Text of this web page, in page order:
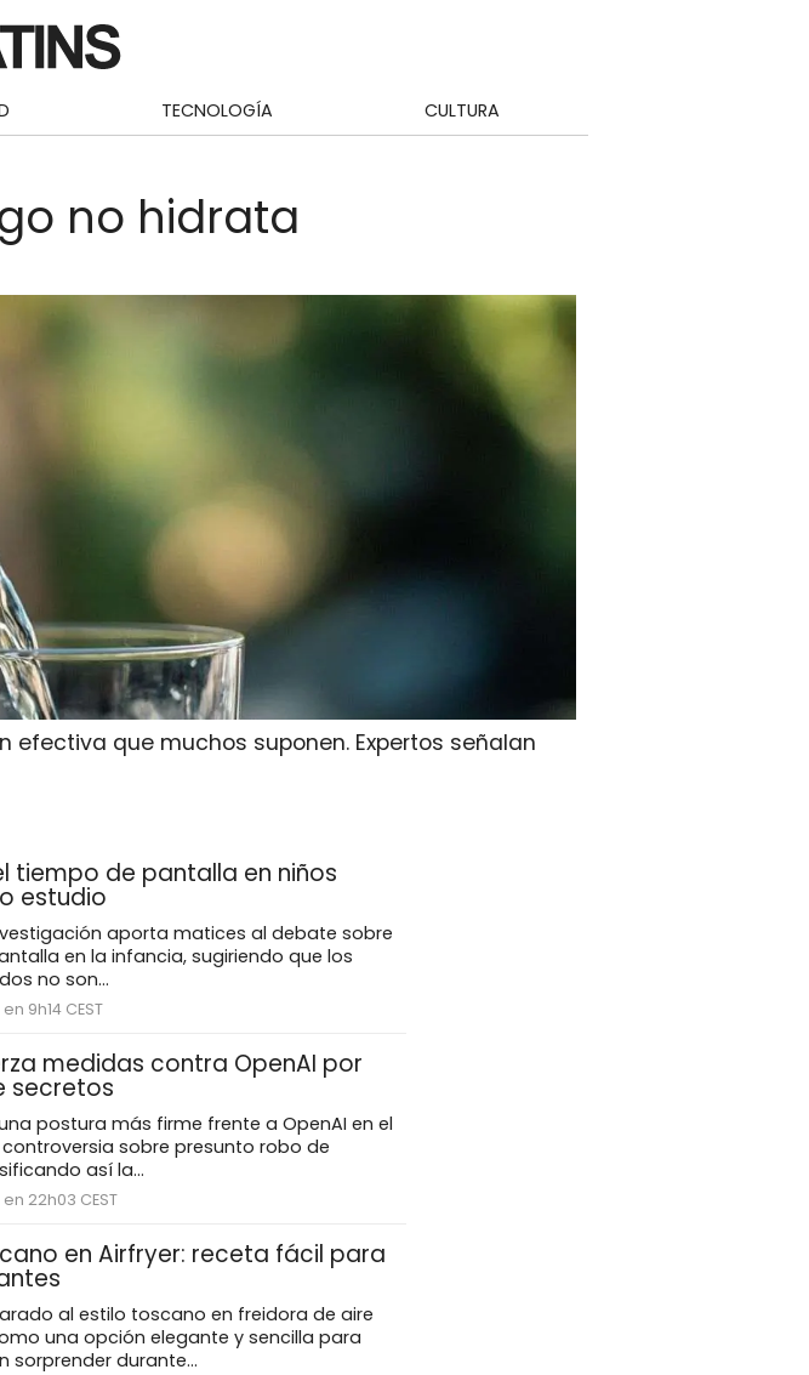
TECNOLOGÍA CULTURA
no hidrata
que muchos suponen. Expertos señalan
tiempo de pantalla en niños
estudio
aporta matices al debate sobre
en la infancia, sugiriendo que los
no son...
9h14 CEST
medidas contra OpenAI por
secretos
postura más firme frente a OpenAI en el
sobre presunto robo de
así la...
22h03 CEST
en Airfryer: receta fácil para
al estilo toscano en freidora de aire
una opción elegante y sencilla para
sorprender durante...